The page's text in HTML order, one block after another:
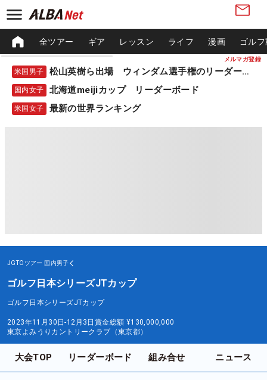
メルマガ登録
全ツアー ギア レッスン ライフ 漫画 ゴル
米国男子 松山英樹ら出場 ウィンダム選手権のリーダーボード
国内女子 北海道meijiカップ リーダーボード
米国女子 最新の世界ランキング
JGTOツアー 国内男子
ゴルフ日本シリーズJTカップ
ゴルフ日本シリーズJTカップ
2023年11月30日-12月3日 賞金総額 ¥130,000,000
東京よみうりカントリークラブ（東京都）
大会TOP リーダーボード 組み合せ ニュース